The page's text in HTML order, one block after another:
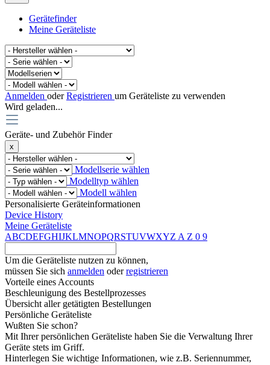
Gerätefinder
Meine Geräteliste
Anmelden oderRegistrieren um Geräteliste zu verwenden
Wird geladen...
Geräte- und Zubehör Finder
x
Modellserie wählen
Modelltyp wählen
Modell wählen
Personalisierte Geräteinformationen
Device History
Meine Geräteliste
ABCDEFGHIJKLMNOPQRSTUVWXYZ A Z 0 9
Um die Geräteliste nutzen zu können,
müssen Sie sich anmelden oderregistrieren
Vorteile eines Accounts
Beschleunigung des Bestellprozesses
Übersicht aller getätigten Bestellungen
Persönliche Geräteliste
Wußten Sie schon?
Mit Ihrer persönlichen Geräteliste haben Sie die Verwaltung Ihrer
Geräte stets im Griff.
Hinterlegen Sie wichtige Informationen, wie z.B. Seriennummer,